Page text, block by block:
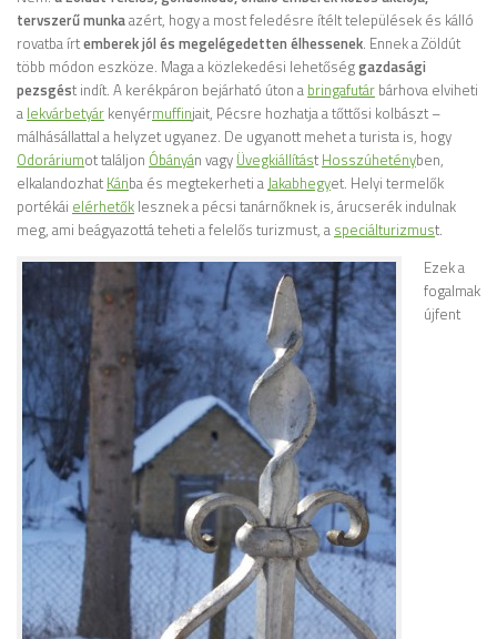
tervszerű munkaazért, hogy a most feledésre ítélt települések és kálló
rovatba írtemberek jól és megelégedetten élhessenek. Ennek a Zöldút
több módon eszköze. Maga a közlekedési lehetőséggazdasági
pezsgést indít. A kerékpáron bejárható úton a bringafutár bárhova elviheti
a lekvárbetyár kenyérmuffinjait, Pécsre hozhatja a tőttősi kolbászt –
málhásállattal a helyzet ugyanez. De ugyanott mehet a turista is, hogy
Odoráriumot találjon Óbányán vagy Üvegkiállítást Hosszúhetényben,
elkalandozhat Kánba és megtekerheti aJakabhegyet. Helyi termelők
portékái elérhetők lesznek a pécsi tanárnőknek is, árucserék indulnak
meg, ami beágyazottá teheti a felelős turizmust, a speciálturizmust.
Ezek a
fogalmak
újfent